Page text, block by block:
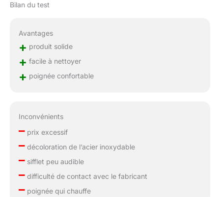
Bilan du test
Avantages
+ produit solide
+ facile à nettoyer
+ poignée confortable
Inconvénients
–prix excessif
–décoloration de l’acier inoxydable
–sifflet peu audible
–difficulté de contact avec le fabricant
–poignée qui chauffe